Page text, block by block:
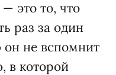
это то, что
раз за один
он не вспомнит
в которой